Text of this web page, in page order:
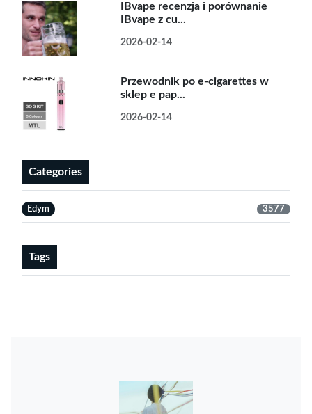
IBvape recenzja i porównanie
IBvape z cu...
2026-02-14
Przewodnik po e-cigarettes w
sklep e pap...
2026-02-14
Categories
Edym 3577
Tags